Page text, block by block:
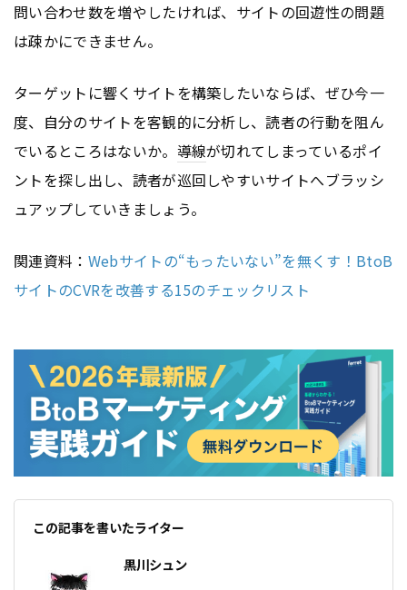
問い合わせ数を増やしたければ、サイトの回遊性の問題
は疎かにできません。
ターゲットに響くサイトを構築したいならば、ぜひ今一
度、自分のサイトを客観的に分析し、読者の行動を阻ん
でいるところはないか。 導線が切れてしまっているポイ
ントを探し出し、読者が巡回しやすいサイトへブラッシ
ュアップしていきましょう。
関連資料： Webサイトの“もったいない”を無くす！BtoB
サイトのCVRを改善する15のチェックリスト
この記事を書いたライター
黒川シュン